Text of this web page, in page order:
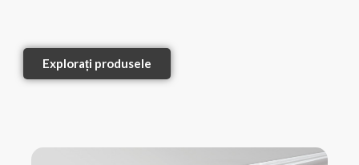
Explorați produsele